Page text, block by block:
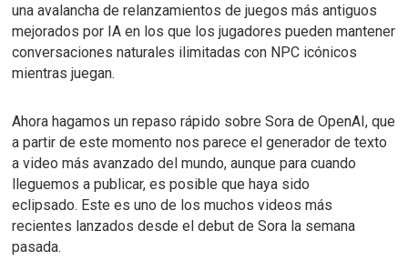
una avalancha de relanzamientos de juegos más antiguos
mejorados por IA en los que los jugadores pueden mantener
conversaciones naturales ilimitadas con NPC icónicos
mientras juegan.
Ahora hagamos un repaso rápido sobreSora de OpenAI, que
a partir de este momento nos parece el generador de texto
a video más avanzado del mundo, aunque para cuando
lleguemos a publicar, es posible que haya sido
eclipsado. Este es uno de los muchos videos más
recientes lanzados desde el debut de Sora la semana
pasada.